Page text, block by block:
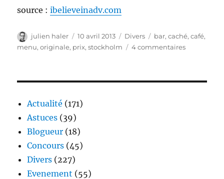
source :ibelieveinadv.com
Auteur
julien haler
Publié
le
10 avril 2013 Catégories
Divers Étiquettes
bar,caché,café,
menu,originale, prix,stockholm 4 commentairessur
Actualité (171)
Astuces (39)
Blogueur (18)
Concours (45)
Divers (227)
Evenement (55)